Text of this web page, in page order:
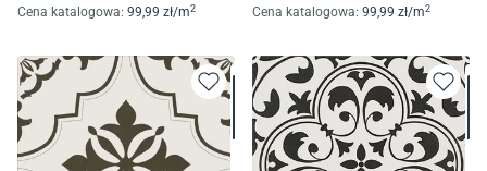
Cena katalogowa: 99,99 zł/m2 Cena katalogowa: 99,99 zł/m2